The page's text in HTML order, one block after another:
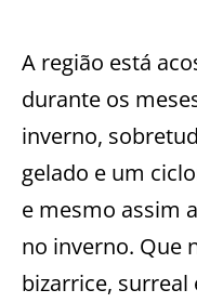
A região está
durante os
inverno,
gelado e um
e mesmo assim
no inverno. Que
bizarrice, surreal